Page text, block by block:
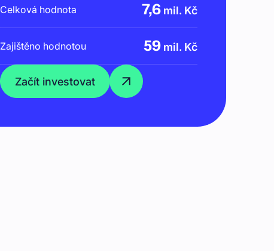
Celková hodnota 7,6 mil. Kč
Zajištěno hodnotou 59 mil. Kč
Začít investovat